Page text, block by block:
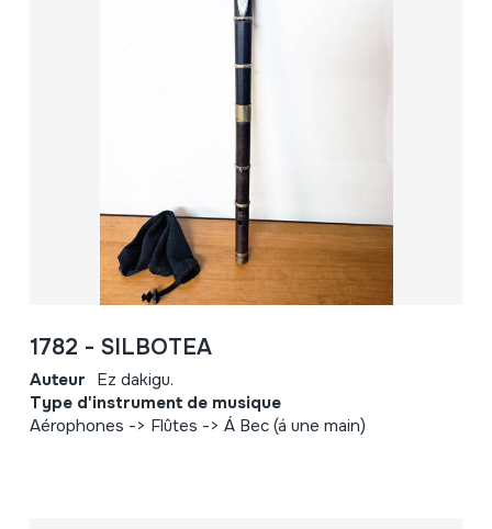
1782 - SILBOTEA
Auteur Ez dakigu.
Type d'instrument de musique
Aérophones -> Flûtes -> Á Bec (á une main)